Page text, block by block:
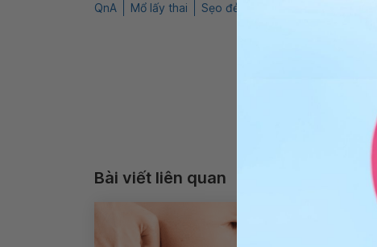
QnA Mổ lấy thai Sẹo đẻ mổ
Bài viết liên quan